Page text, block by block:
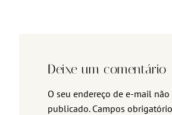
Deixe um comentário
O seu endereço de e-mail não
publicado. Campos